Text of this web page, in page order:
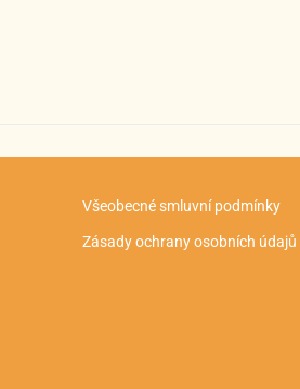
Všeobecné smluvní podmínky
Zásady ochrany osobních údajů